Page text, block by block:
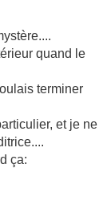
quand le
terminer
et je ne
ça: